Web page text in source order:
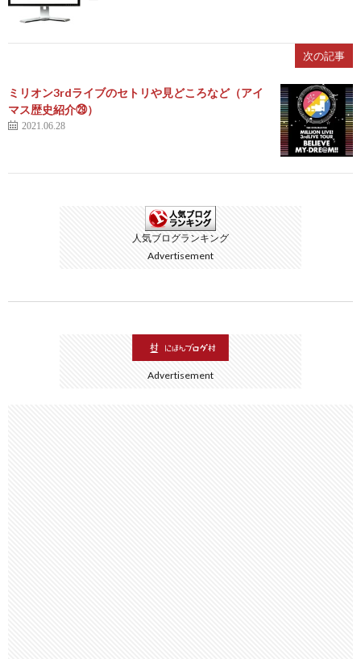
次の記事
ミリオン3rdライブのセトリや見どころなど（アイ
マス歴史紹介㉙）
2021.06.28
人気ブログランキング
Advertisement
Advertisement